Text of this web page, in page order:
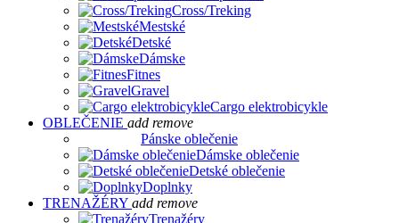
Cross/Treking
Mestské
Detské
Dámske
Fitnes
Gravel
Cargo elektrobicykle
OBLEČENIE add remove
Pánske oblečenie
Dámske oblečenie
Detské oblečenie
Doplnky
TRENAŽÉRY add remove
Trenažéry